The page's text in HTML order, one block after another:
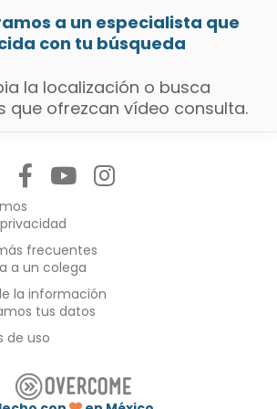
a un especialista que
con tu búsqueda
la localización o busca
que ofrezcan vídeo consulta.
frecuentes
a un colega
la información
tus datos
de uso